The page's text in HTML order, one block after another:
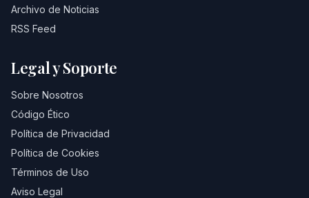
Archivo de Noticias
RSS Feed
Legal y Soporte
Sobre Nosotros
Código Ético
Política de Privacidad
Política de Cookies
Términos de Uso
Aviso Legal